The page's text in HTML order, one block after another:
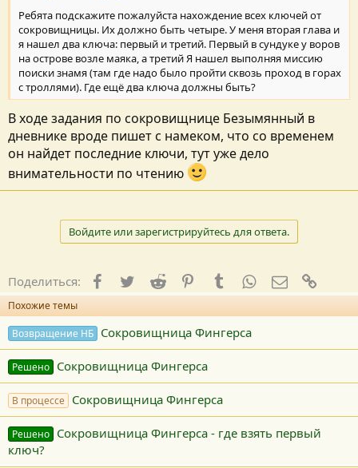
Ребята подскажите пожалуйста нахождение всех ключей от
сокровищницы. Их должно быть четыре. У меня вторая глава и
я нашел два ключа: первый и третий. Первый в сундуке у воров
на острове возле маяка, а третий Я нашел выполняя миссию
поиски знамя (там где надо было пройти сквозь проход в горах
с троллями). Где ещё два ключа должны быть?
В ходе задания по сокровищнице Безымянный в
дневнике вроде пишет с намеком, что со временем
он найдет последние ключи, тут уже дело
внимательности по чтению
Войдите или зарегистрируйтесь для ответа.
Поделиться: Facebook
TwitterReddit PinterestTumblrWhatsApp
E-mail
Похожие темы
Возвращение НБ Сокровищница Фингерса
Решено Сокровищница Фингерса
В процессе Сокровищница Фингерса
Решено Сокровищница Фингерса - где взять первый
ключ?